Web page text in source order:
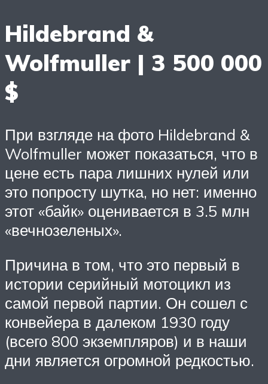
Hildebrand &
Wolfmuller | 3 500 000
$
При взгляде на фото Hildebrand &
Wolfmuller может показаться, что в
цене есть пара лишних нулей или
это попросту шутка, но нет: именно
этот «байк» оценивается в 3.5 млн
«вечнозеленых».
Причина в том, что это первый в
истории серийный мотоцикл из
самой первой партии. Он сошел с
конвейера в далеком 1930 году
(всего 800 экземпляров) и в наши
дни является огромной редкостью.